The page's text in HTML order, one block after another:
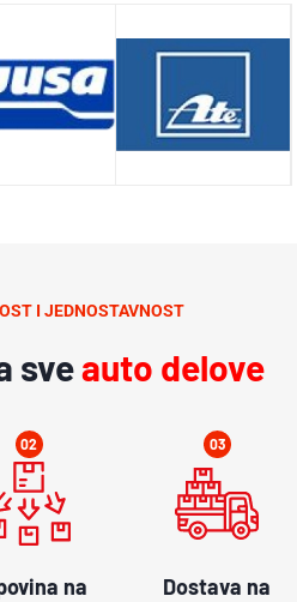
I JEDNOSTAVNOST
sveauto delove
02
na
03
Dostava na